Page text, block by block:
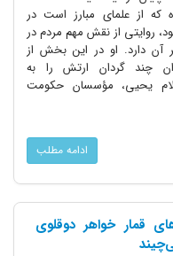
که از علمای مبارز است در
روایتی از نقش مهم مردم در
دارد. او در این بخش از
گردان ارتش را به
یحیی، مؤسسان حکومت
ادامه مطلب
قمار خواهر دوقلوی